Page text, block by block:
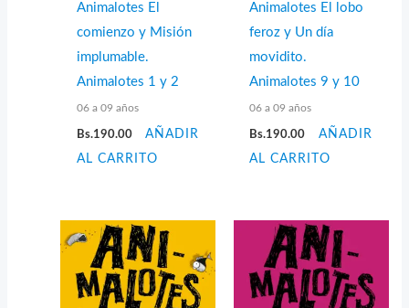
Animalotes El
comienzo y Misión
implumable.
Animalotes 1 y 2
06 a 09 años
Bs.190.00
AÑADIR
AL CARRITO
Animalotes El lobo
feroz y Un día
movidito.
Animalotes 9 y 10
06 a 09 años
Bs.190.00
AÑADIR
AL CARRITO